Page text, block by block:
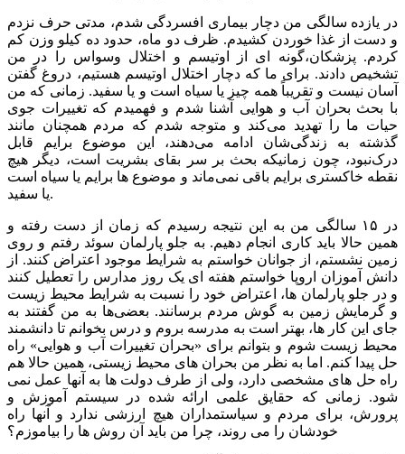
در یازده سالگی من دچار بیماری افسردگی شدم، مدتی حرف نزدم
و دست از غذا خوردن کشیدم. ظرف دو ماه، حدود ده کیلو وزن کم
کردم. پزشکان،گونه ای از اوتیسم و اختلال وسواس را در من
تشخیص دادند. برای ما که دچار اختلال اوتیسم هستیم، دروغ گفتن
آسان نیست و تقریباً همه چیز یا سیاه است و یا سفید. زمانی که من
با بحث بحران‌ آب و هوایی آشنا شدم و فهمیدم که تغییرات جوی
حیات ما را تهدید می‌کند و متوجه شدم که مردم همچنان مانند
گذشته به زندگی‌شان ادامه می‌دهند، این موضوع برایم قابل
درک‌نبود، چون زمانیکه بحث بر سر بقای بشریت است، دیگر هیچ
نقطه خاکستری برایم‌ باقی نمی‌ماند و موضوع ها برایم یا سیاه است
یا سفید.
در ۱۵ سالگی من به این نتیجه رسیدم که زمان از دست رفته و
همین حالا باید کاری انجام دهیم. به جلو پارلمان سوئد رفتم و روی
زمین نشستم، از جوانان خواستم به شرایط موجود اعتراض کنند. از
دانش آموزان اروپا خواستم هفته ای یک روز مدارس را تعطیل کنند
و در جلو پارلمان ها، اعتراض خود را نسبت به شرایط محیط زیست
و گرمایش زمین به گوش مردم برسانند. بعضی‌ها به من گفتند به
جای این کار ها، بهتر است به مدرسه بروم و درس بخوانم تا دانشمند
محیط زیست شوم و بتوانم برای «بحران تغییرات آب و هوایی» راه
حل پیدا کنم. اما به نظر من بحران های محیط زیستی، همین حالا هم
راه حل های مشخصی دارد، ولی از طرف دولت ها به آنها عمل نمی
شود. زمانی که حقایق علمی ارائه شده در سیستم آموزش و
پرورش، برای مردم و سیاستمداران هیچ ارزشی ندارد و آنها راه
خودشان را می روند، چرا من باید آن روش ها را بیاموزم؟